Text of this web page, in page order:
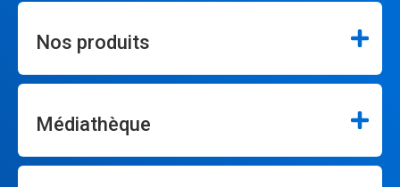
Nos produits
Médiathèque